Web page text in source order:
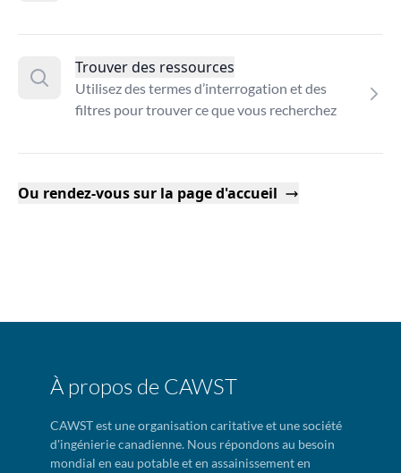
Trouver des ressources
Utilisez des termes d’interrogation et des
filtres pour trouver ce que vous recherchez
Ou rendez-vous sur la page d'accueil
À propos de CAWST
CAWST est une organisation caritative et une société
d'ingénierie canadienne. Nous répondons au besoin
mondial en eau potable et en assainissement en